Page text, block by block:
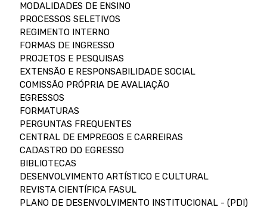
MODALIDADES DE ENSINO
PROCESSOS SELETIVOS
REGIMENTO INTERNO
FORMAS DE INGRESSO
PROJETOS E PESQUISAS
EXTENSÃO E RESPONSABILIDADE SOCIAL
COMISSÃO PRÓPRIA DE AVALIAÇÃO
EGRESSOS
FORMATURAS
PERGUNTAS FREQUENTES
CENTRAL DE EMPREGOS E CARREIRAS
CADASTRO DO EGRESSO
BIBLIOTECAS
DESENVOLVIMENTO ARTÍSTICO E CULTURAL
REVISTA CIENTÍFICA FASUL
PLANO DE DESENVOLVIMENTO INSTITUCIONAL - (PDI)